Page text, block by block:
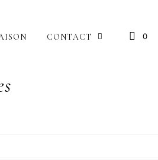
CONTACT 0